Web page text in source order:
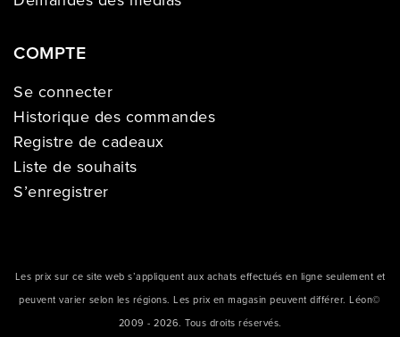
COMPTE
Se connecter
Historique des commandes
Registre de cadeaux
Liste de souhaits
S’enregistrer
Les prix sur ce site web s’appliquent aux achats effectués en ligne seulement et
peuvent varier selon les régions. Les prix en magasin peuvent différer. Léon©
2009 - 2026. Tous droits réservés.